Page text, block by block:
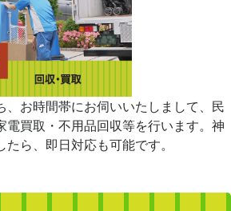
、お時間帯にお伺いいたしまして、民
電買取・不用品回収等を行います。神
ら、即日対応も可能です。